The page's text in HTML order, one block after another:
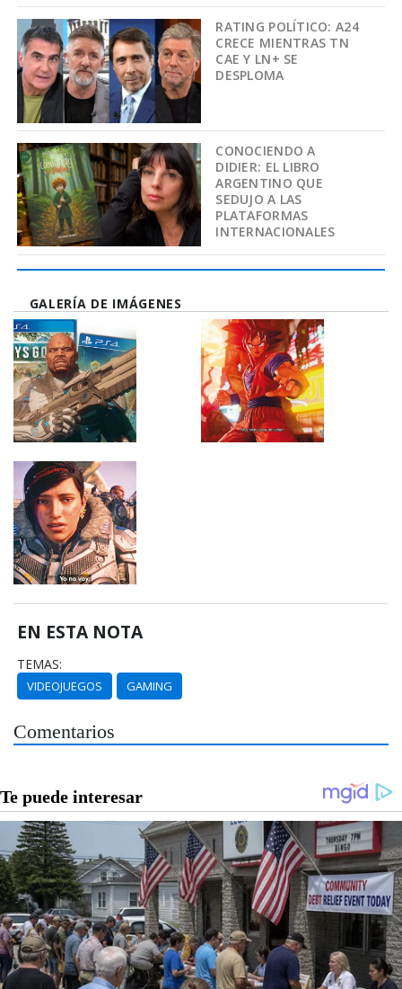
RATING POLÍTICO: A24
CRECE MIENTRAS TN
CAE Y LN+ SE
DESPLOMA
CONOCIENDO A
DIDIER: EL LIBRO
ARGENTINO QUE
SEDUJO A LAS
PLATAFORMAS
INTERNACIONALES
GALERÍA DE IMÁGENES
EN ESTA NOTA
TEMAS:
VIDEOJUEGOS GAMING
Comentarios